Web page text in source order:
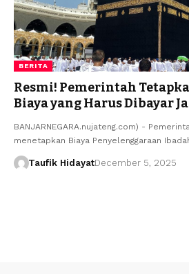
BERITA
Resmi! Pemerintah
Biaya yang Harus Dibayar
BANJARNEGARA.nujateng.com) -
menetapkan Biaya Penyelenggaraan
Taufik HidayatDecember 5, 2025